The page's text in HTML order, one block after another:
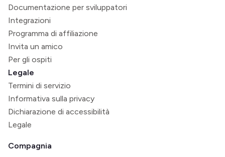
Documentazione per sviluppatori
Integrazioni
Programma di affiliazione
Invita un amico
Per gli ospiti
Legale
Termini di servizio
Informativa sulla privacy
Dichiarazione di accessibilità
Legale
Compagnia